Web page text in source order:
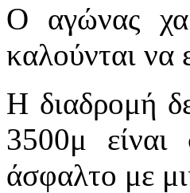
Ο αγώνας
καλούνται να
Η διαδρομή
3500μ
άσφαλτο με